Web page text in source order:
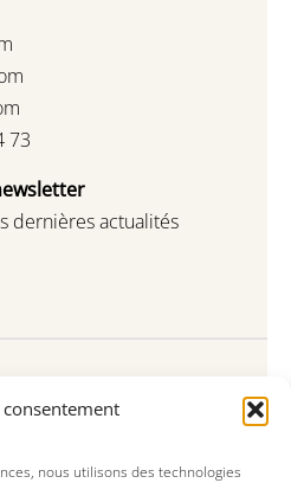
nous utilisons des technologies
73
dernières actualités
Souscrire